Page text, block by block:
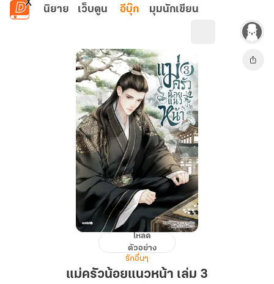
ข้ามไปยังเนื้อหาหลัก
นิยาย เว็บตูน อีบุ๊ก มุมนักเขียน
น้อย
โหลด
ตัวอย่าง
รักอื่นๆ
แม่ครัวน้อยแนวหน้า เล่ม 3